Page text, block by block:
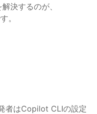
決するのが、
。
者はCopilot CLIの設定